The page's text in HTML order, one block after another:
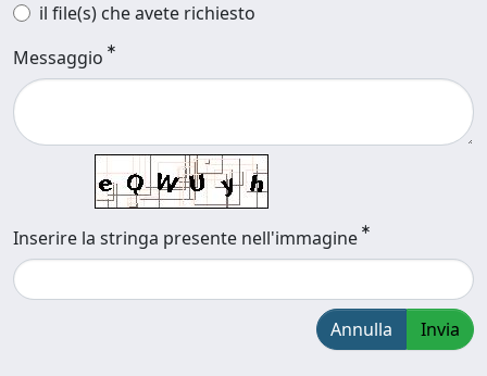
il file(s) che avete richiesto
Messaggio
Inserire la stringa presente nell'immagine
Annulla Invia